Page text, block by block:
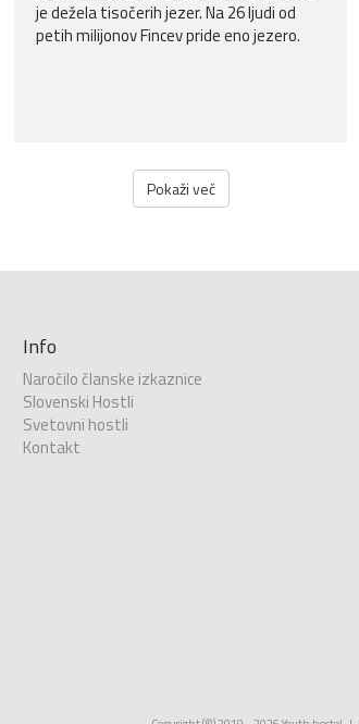
je dežela tisočerih jezer. Na 26 ljudi od
petih milijonov Fincev pride eno jezero.
Pokaži več
Info
Naročilo članske izkaznice
Slovenski Hostli
Svetovni hostli
Kontakt